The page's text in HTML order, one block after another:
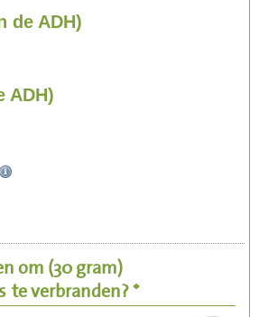
de ADH)
ADH)
om (30 gram)
te verbranden? *